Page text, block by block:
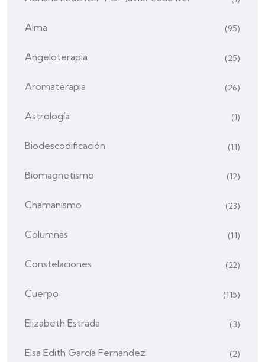
Alma (95)
Angeloterapia (25)
Aromaterapia (26)
Astrología (1)
Biodescodificación (11)
Biomagnetismo (12)
Chamanismo (23)
Columnas (11)
Constelaciones (22)
Cuerpo (115)
Elizabeth Estrada (3)
Elsa Edith García Fernández (2)